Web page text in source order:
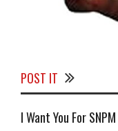
POST IT
I Want You For SNPM